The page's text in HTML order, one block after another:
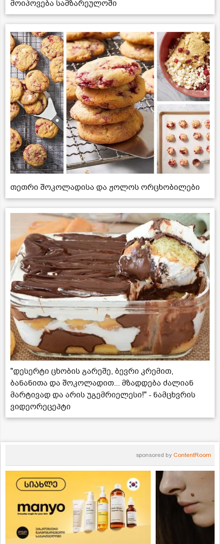
მოიპოვება სამზარეულოში
თეთრი შოკოლადისა და ჟოლოს ორცხობილები
"დესერტი ცხობის გარეშე, ბევრი კრემით,
ბანანითა და შოკოლადით... მზადდება ძალიან
მარტივად და არის უგემრიელესი!" - ნამცხვრის
ვიდეორეცეპტი
sponsored by ContentRoom